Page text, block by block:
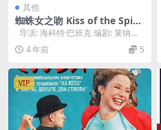
其他
蜘蛛女之吻 Kiss of the Spide
r Woman (1985)
导演: 海科特·巴班克 编剧: 莱纳德·
施拉德 主演: 威廉·赫特...
4 年前 5
VIP